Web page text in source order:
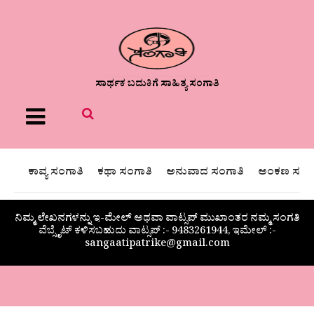
ಸಾರ್ಥಕ ಬದುಕಿಗೆ ಸಾಹಿತ್ಯ ಸಂಗಾತಿ
Menu
ಕಾವ್ಯ ಸಂಗಾತಿ ಕಥಾ ಸಂಗಾತಿ ಅನುವಾದ ಸಂಗಾತಿ ಅಂಕಣ
ನಿಮ್ಮ ಲೇಖನಗಳನ್ನು ಇ-ಮೇಲ್ ಅಥವಾ ವಾಟ್ಸಪ್ ಮುಖಾಂತರ ನಮ್ಮ ಸಂಗತಿ
ವೆಬ್ಸೈಟ್ ಕಳಿಸಬಹುದು ವಾಟ್ಸಪ್‌ :- 9483261944, ಇಮೇಲ್ :-
sangaatipatrike@gmail.com